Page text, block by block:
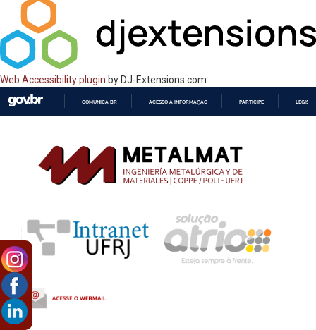
Web Accessibility plugin by DJ-Extensions.com
CONTEÚDO
COMUNICA BR ACESSO À INFORMAÇÃO PARTICIPE